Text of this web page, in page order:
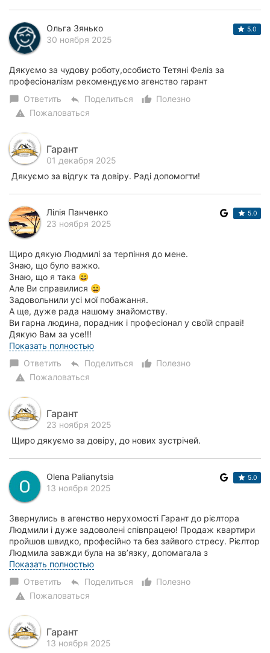
Ольга Зянько
30 ноября 2025
5.0
Дякуємо за чудову роботу,особисто Тетяні Феліз за
професіоналізм рекомендуємо агенство гарант
chat_bubble Ответить reply Поделиться thumb_up_alt
Полезно
warning Пожаловаться
Гарант
01 декабря 2025
Дякуємо за відгук та довіру. Раді допомогти!
Лілія Панченко
23 ноября 2025
5.0
Щиро дякую Людмилі за терпіння до мене.
Знаю, що було важко.
Знаю, що я така 😀
Але Ви справилися 😀
Задовольнили усі мої побажання.
А ще, дуже рада нашому знайомству.
Ви гарна людина, порадник і професіонал у своїй справі!
Дякую Вам за усе!!!
За терпі...
Показать полностью
chat_bubble Ответить reply Поделиться thumb_up_alt
Полезно
warning Пожаловаться
Гарант
23 ноября 2025
Щиро дякуємо за довіру, до нових зустрічей.
Olena Palianytsia
13 ноября 2025
5.0
Звернулись в агенство нерухомості Гарант до рієлтора
Людмили і дуже задоволені співпрацею! Продаж квартири
пройшов швидко, професійно та без зайвого стресу. Рієлтор
Людмила завжди була на зв’язку, допомагала з
документами та організаційними питанням...
Показать полностью
chat_bubble Ответить reply Поделиться thumb_up_alt
Полезно
warning Пожаловаться
Гарант
13 ноября 2025